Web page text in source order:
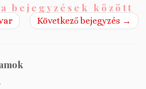
bejegyzések között
Következő bejegyzés →